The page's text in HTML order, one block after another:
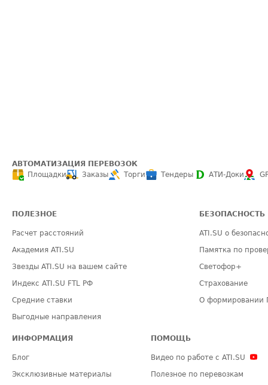
АВТОМАТИЗАЦИЯ ПЕРЕВОЗОК
Площадки
Заказы Торги Тендеры АТИ-Доки
ПОЛЕЗНОЕ
Расчет расстояний
Академия ATI.SU
Звезды ATI.SU на вашем сайте
Индекс ATI.SU FTL РФ
Средние ставки
Выгодные направления
БЕЗОПАСНОСТЬ
ATI.SU о
Памятка по
Светофор+
Страхование
О формировании
ИНФОРМАЦИЯ
Блог
Эксклюзивные материалы
ПОМОЩЬ
Видео по работе с ATI.SU
Полезное по перевозкам